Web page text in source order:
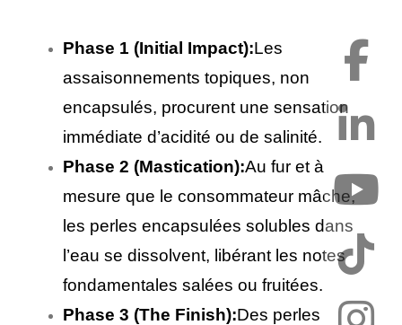
Phase 1 (Initial Impact):Les
assaisonnements topiques, non
encapsulés, procurent une sensation
immédiate d’acidité ou de salinité.
Phase 2 (Mastication):Au fur et à
mesure que le consommateur mâche,
les perles encapsulées solubles dans
l’eau se dissolvent, libérant les notes
fondamentales salées ou fruitées.
Phase 3 (The Finish):Des perles